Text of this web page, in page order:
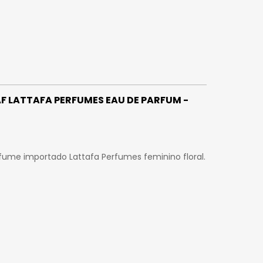
LATTAFA PERFUMES EAU DE PARFUM -
importado Lattafa Perfumes feminino floral.